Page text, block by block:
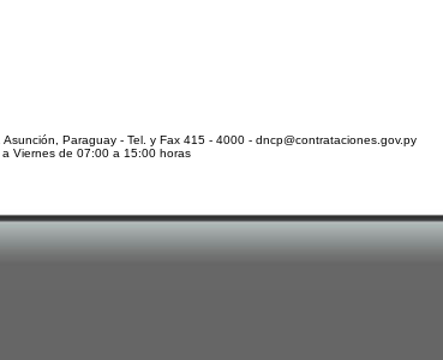
Paraguay - Tel. y Fax 415 - 4000 - dncp@contrataciones.gov.py
Viernes de 07:00 a 15:00 horas